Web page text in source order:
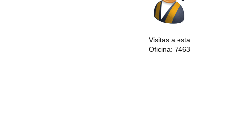
Visitas a esta
Oficina: 7463